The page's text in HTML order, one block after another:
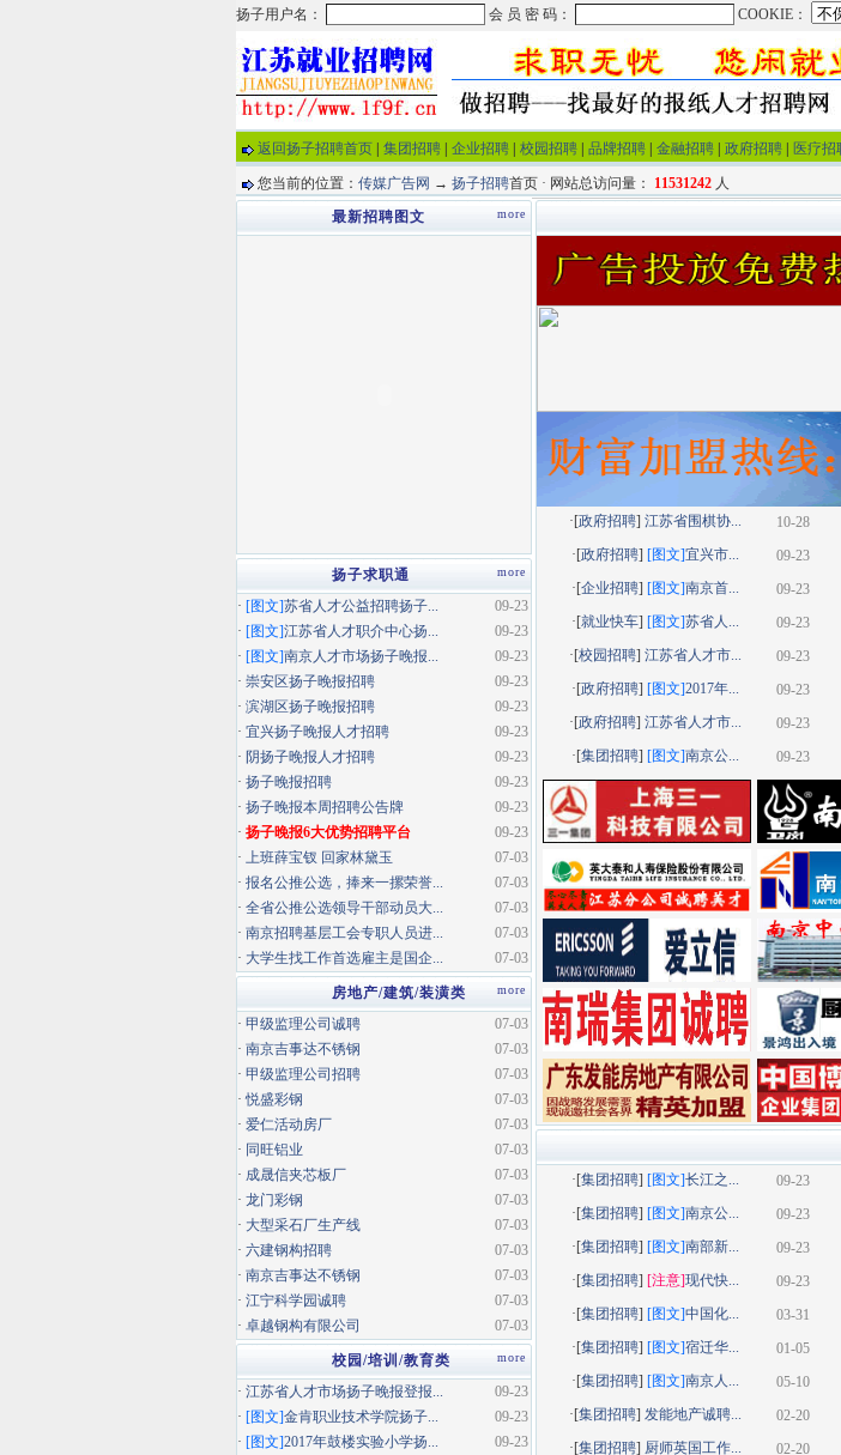
返回扬子招聘首页
集团招聘 企业招聘 校园招聘 品牌招聘 金融招聘 政府招聘 医疗招
您当前的位置： 传媒广告网 → 扬子招聘首页 · 网站总访问量： 11531242 人
10-28
·[政府招聘]江苏省围棋协...
09-23
·[政府招聘] [图文]宜兴市...
09-23
·[企业招聘] [图文]南京首...
09-23
·[就业快车] [图文]苏省人...
09-23
·[校园招聘]江苏省人才市...
09-23
·[政府招聘] [图文]2017年...
09-23
·[政府招聘]江苏省人才市...
09-23
·[集团招聘] [图文]南京公...
09-23
·[集团招聘] [图文]长江之...
09-23
·[集团招聘] [图文]南京公...
09-23
·[集团招聘] [图文]南部新...
09-23
·[集团招聘] [注意]现代快...
03-31
·[集团招聘] [图文]中国化...
01-05
·[集团招聘] [图文]宿迁华...
05-10
·[集团招聘] [图文]南京人...
02-20
·[集团招聘]发能地产诚聘...
02-20
·[集团招聘] 厨师英国工作...
more
最新招聘图文
more
扬子求职通
09-23
· [图文]苏省人才公益招聘扬子...
09-23
· [图文]江苏省人才职介中心扬...
09-23
· [图文]南京人才市场扬子晚报...
09-23
· 崇安区扬子晚报招聘
09-23
· 滨湖区扬子晚报招聘
09-23
· 宜兴扬子晚报人才招聘
09-23
· 阴扬子晚报人才招聘
09-23
· 扬子晚报招聘
09-23
· 扬子晚报本周招聘公告牌
09-23
· 扬子晚报6大优势招聘平台
07-03
· 上班薛宝钗 回家林黛玉
07-03
· 报名公推公选，捧来一摞荣誉...
07-03
· 全省公推公选领导干部动员大...
07-03
· 南京招聘基层工会专职人员进...
07-03
· 大学生找工作首选雇主是国企...
more
房地产/建筑/装潢类
07-03
· 甲级监理公司诚聘
07-03
· 南京吉事达不锈钢
07-03
· 甲级监理公司招聘
07-03
·悦盛彩钢
07-03
· 爱仁活动房厂
07-03
· 同旺铝业
07-03
· 成晟信夹芯板厂
07-03
· 龙门彩钢
07-03
· 大型采石厂生产线
07-03
· 六建钢构招聘
07-03
· 南京吉事达不锈钢
07-03
· 江宁科学园诚聘
07-03
· 卓越钢构有限公司
more
校园/培训/教育类
09-23
· 江苏省人才市场扬子晚报登报...
09-23
· [图文]金肯职业技术学院扬子...
09-23
· [图文]2017年鼓楼实验小学扬...